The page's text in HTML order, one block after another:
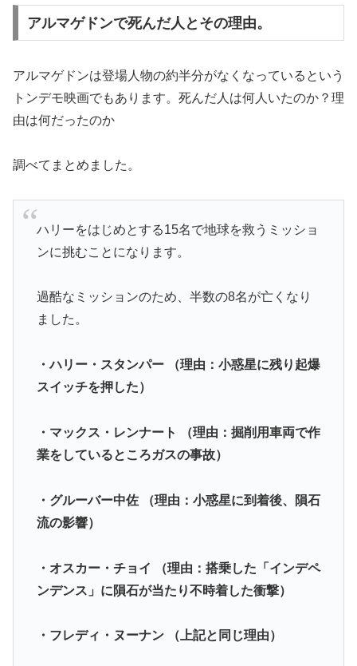
アルマゲドンで死んだ人とその理由。
アルマゲドンは登場人物の約半分がなくなっているという
トンデモ映画でもあります。 死んだ人は何人いたのか？理
由は何だったのか
調べてまとめました。
ハリーをはじめとする15名で地球を救うミッショ
ンに挑むことになります。
過酷なミッションのため、半数の8名が亡くなり
ました。
・ハリー・スタンパー （理由：小惑星に残り起爆
スイッチを押した）
・マックス・レンナート （理由：掘削用車両で作
業をしているところガスの事故）
・グルーバー中佐 （理由：小惑星に到着後、隕石
流の影響）
・オスカー・チョイ （理由：搭乗した「インデペ
ンデンス」に隕石が当たり不時着した衝撃）
・フレディ・ヌーナン （上記と同じ理由）